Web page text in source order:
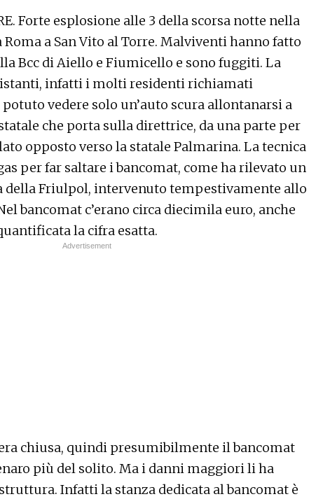
Forte esplosione alle 3 della scorsa notte nella
a San Vito al Torre. Malviventi hanno fatto
Bcc di Aiello e Fiumicello e sono fuggiti. La
infatti i molti residenti richiamati
vedere solo un’auto scura allontanarsi a
che porta sulla direttrice, da una parte per
opposto verso la statale Palmarina. La tecnica
per far saltare i bancomat, come ha rilevato un
della Friulpol, intervenuto tempestivamente allo
bancomat c’erano circa diecimila euro, anche
la cifra esatta.
era chiusa, quindi presumibilmente il bancomat
più del solito. Ma i danni maggiori li ha
Infatti la stanza dedicata al bancomat è